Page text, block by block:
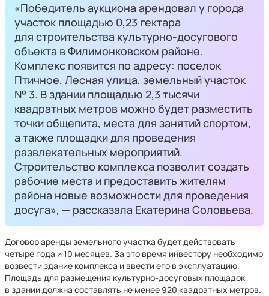
«Победитель аукциона арендовал у города
участок площадью 0,23 гектара
для строительства культурно-досугового
объекта в Филимонковском районе.
Комплекс появится по адресу: поселок
Птичное, Лесная улица, земельный участок
№ 3. В здании площадью 2,3 тысячи
квадратных метров можно будет разместить
точки общепита, места для занятий спортом,
а также площадки для проведения
развлекательных мероприятий.
Строительство комплекса позволит создать
рабочие места и предоставить жителям
района новые возможности для проведения
досуга», — рассказала Екатерина Соловьева.
Договор аренды земельного участка будет действовать
четыре года и 10 месяцев. За это время инвестору необходимо
возвести здание комплекса и ввести его в эксплуатацию.
Площадь для размещения культурно-досуговых площадок
в здании должна составлять не менее 920 квадратных метров.